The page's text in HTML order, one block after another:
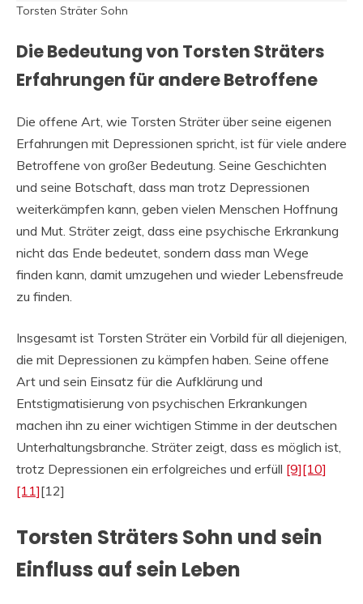
Torsten Sträter Sohn
Die Bedeutung von Torsten Sträters
Erfahrungen für andere Betroffene
Die offene Art, wie Torsten Sträter über seine eigenen
Erfahrungen mit Depressionen spricht, ist für viele andere
Betroffene von großer Bedeutung. Seine Geschichten
und seine Botschaft, dass man trotz Depressionen
weiterkämpfen kann, geben vielen Menschen Hoffnung
und Mut. Sträter zeigt, dass eine psychische Erkrankung
nicht das Ende bedeutet, sondern dass man Wege
finden kann, damit umzugehen und wieder Lebensfreude
zu finden.
Insgesamt ist Torsten Sträter ein Vorbild für all diejenigen,
die mit Depressionen zu kämpfen haben. Seine offene
Art und sein Einsatz für die Aufklärung und
Entstigmatisierung von psychischen Erkrankungen
machen ihn zu einer wichtigen Stimme in der deutschen
Unterhaltungsbranche. Sträter zeigt, dass es möglich ist,
trotz Depressionen ein erfolgreiches und erfüll [9][10]
[11][12]
Torsten Sträters Sohn und sein
Einfluss auf sein Leben